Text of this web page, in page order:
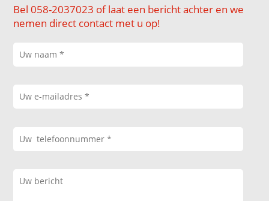
Bel 058-2037023 of laat een bericht achter en we
nemen direct contact met u op!